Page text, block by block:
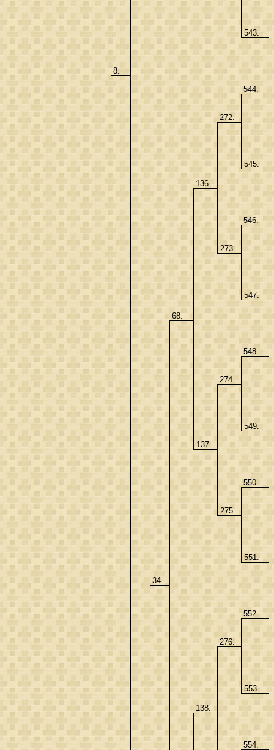
8.
543.
34.
68.
136.
272.
544.
545.
273.
546.
547.
137.
274.
548.
549.
275.
550.
551.
138.
276.
552.
553.
554.